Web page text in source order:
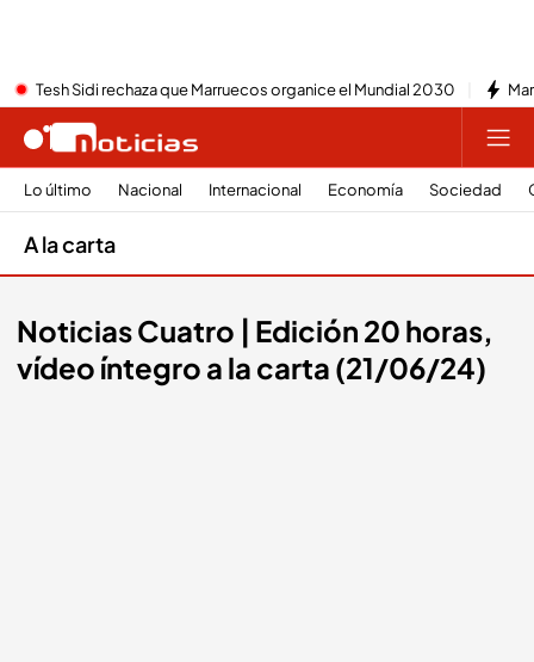
Tesh Sidi rechaza que Marruecos organice el Mundial 2030
Lo último Nacional Internacional Economía Sociedad
A la carta
Noticias Cuatro | Edición 20 horas,
vídeo íntegro a la carta (21/06/24)